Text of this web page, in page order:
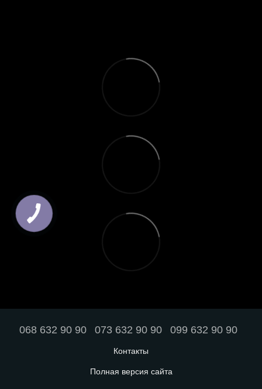
068 632 90 90 073 632 90 90 099 632 90 90
Контакты
Полная версия сайта